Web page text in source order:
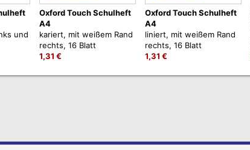
und
Oxford Touch Schulheft
A4
kariert, mit weißem Rand
rechts, 16 Blatt
1,31 €
Oxford Touch Schulheft
A4
liniert, mit weißem Rand
rechts, 16 Blatt
1,31 €